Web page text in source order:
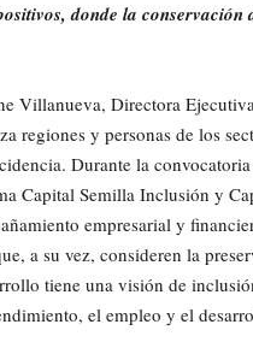
donde la
Villanueva, Directora
regiones y personas de los
Durante la
Capital Semilla Inclusión y
empresarial y
a su vez, consideren la
tiene una visión de
el empleo y el